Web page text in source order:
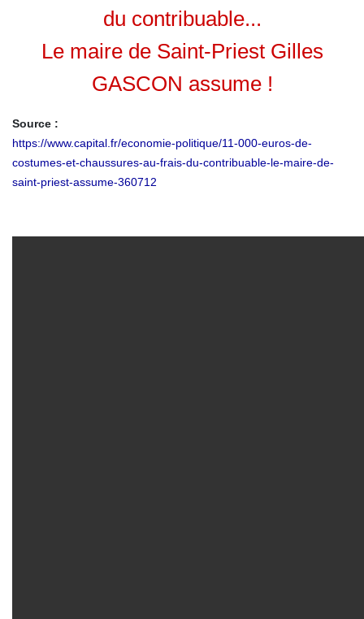
du contribuable...
Le maire de Saint-Priest Gilles
GASCON assume !
Source :
https://www.capital.fr/economie-politique/11-000-euros-de-
costumes-et-chaussures-au-frais-du-contribuable-le-maire-de-
saint-priest-assume-360712